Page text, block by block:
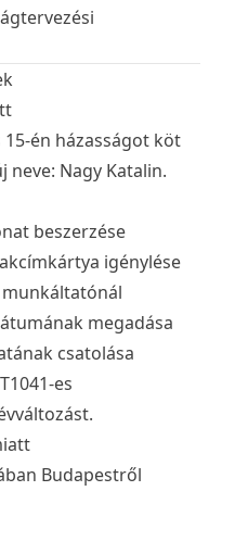
15-én házasságot köt
neve: Nagy Katalin.
beszerzése
igénylése
megadása
csatolása
es
Budapestről